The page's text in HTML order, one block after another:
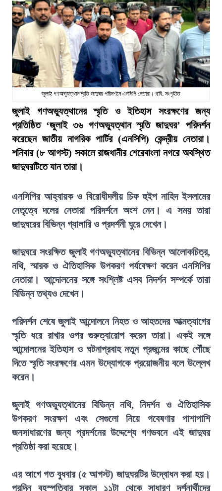
জুলাই গণঅভ্যুত্থান স্মৃতি জাদুঘর পরিদর্শনে এনসিপি নেতারা। ছবি: সংগৃহীত
জুলাই গণঅভ্যুত্থানের স্মৃতি ও ইতিহাস সংরক্ষণের জন্য
প্রতিষ্ঠিত ‘জুলাই ৩৬ গণঅভ্যুত্থান স্মৃতি জাদুঘর’ পরিদর্শন
করেছেন জাতীয় নাগরিক পার্টির (এনসিপি) কেন্দ্রীয় নেতারা।
শনিবার (৮ আগস্ট) সকালে রাজধানীর শেরেবাংলা নগরে অবস্থিত
জাদুঘরটিতে যান তারা।
এনসিপির আহ্বায়ক ও বিরোধীদলীয় চিফ হুইপ নাহিদ ইসলামের
নেতৃত্বে দলের নেতারা পরিদর্শনে অংশ নেন। এ সময় তারা
জাদুঘরের বিভিন্ন গ্যালারি ও প্রদর্শনী ঘুরে দেখেন।
জাদুঘরে সংরক্ষিত জুলাই গণঅভ্যুত্থানের বিভিন্ন আলোকচিত্র,
নথি, স্মারক ও ঐতিহাসিক উপকরণ পর্যবেক্ষণ করেন এনসিপির
নেতারা। আন্দোলনের সঙ্গে সংশ্লিষ্ট এসব নিদর্শন সম্পর্কে তারা
বিভিন্ন তথ্যও দেখেন।
পরিদর্শন শেষে জুলাই আন্দোলনে নিহত ও আহতদের আত্মত্যাগের
স্মৃতি ধরে রাখার ওপর গুরুত্বারোপ করেন তারা। একই সঙ্গে
আন্দোলনের ইতিহাস ও ঘটনাপ্রবাহ নতুন প্রজন্মের কাছে পৌঁছে
দিতে স্মৃতি সংরক্ষণের এমন উদ্যোগকে প্রয়োজনীয় বলে উল্লেখ
করেন।
জুলাই গণঅভ্যুত্থানের বিভিন্ন নথি, নিদর্শন ও ঐতিহাসিক
উপকরণ সংরক্ষণ এবং সেগুলো নিয়ে গবেষণার পাশাপাশি
জনসাধারণের জন্য প্রদর্শনের উদ্দেশ্যে গণভবনে এই জাদুঘর
প্রতিষ্ঠা করা হয়েছে।
এর আগে গত বুধবার (৫ আগস্ট) জাদুঘরটির উদ্বোধন করা হয়।
পরদিন বৃহস্পতিবার সকাল ১১টা থেকে সাধারণ দর্শনার্থীদের